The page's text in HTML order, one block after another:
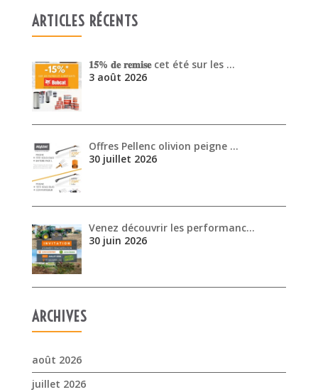
ARTICLES RÉCENTS
𝟏𝟓% 𝐝𝐞 𝐫𝐞𝐦𝐢𝐬𝐞 cet été sur les …
3 août 2026
Offres Pellenc olivion peigne …
30 juillet 2026
Venez découvrir les performanc…
30 juin 2026
ARCHIVES
août 2026
juillet 2026